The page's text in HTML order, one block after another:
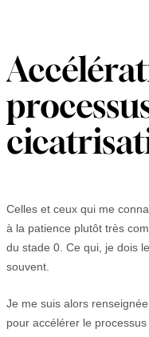
Celles et ceux qui me
à la patience plutôt très
du stade 0. Ce qui, je dois
souvent.
Je me suis alors
pour accélérer le